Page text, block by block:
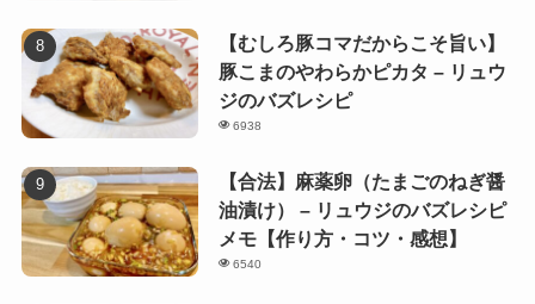
【むしろ豚コマだからこそ旨い】
豚こまのやわらかピカタ – リュウ
ジのバズレシピ
6938
【合法】麻薬卵（たまごのねぎ醤
油漬け） – リュウジのバズレシピ
メモ【作り方・コツ・感想】
6540